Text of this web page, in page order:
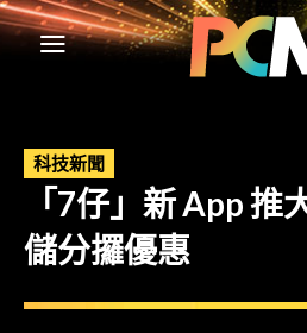
科技新聞
「7仔」新 App 推
儲分攞優惠